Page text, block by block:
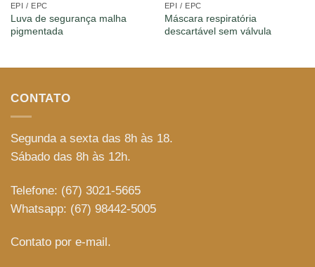
EPI / EPC
Luva de segurança malha
pigmentada
EPI / EPC
Máscara respiratória
descartável sem válvula
CONTATO
Segunda a sexta das 8h às 18.
Sábado das 8h às 12h.
Telefone: (67) 3021-5665
Whatsapp: (67) 98442-5005
Contato por e-mail.